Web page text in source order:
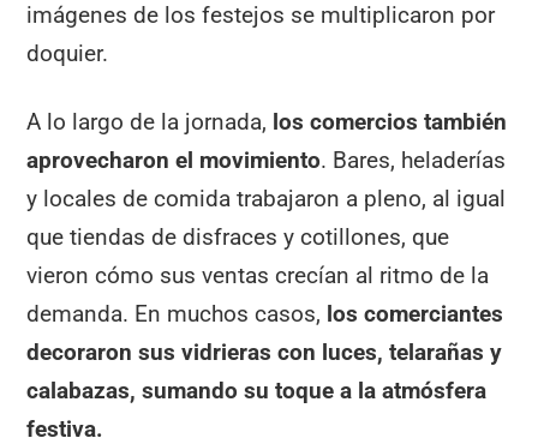
imágenes de los festejos se multiplicaron por
doquier.
A lo largo de la jornada, los comercios también
aprovecharon el movimiento. Bares, heladerías
y locales de comida trabajaron a pleno, al igual
que tiendas de disfraces y cotillones, que
vieron cómo sus ventas crecían al ritmo de la
demanda. En muchos casos, los comerciantes
decoraron sus vidrieras con luces, telarañas y
calabazas, sumando su toque a la atmósfera
festiva.